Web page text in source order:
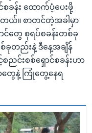
စခန်း ထောက်ပံ့ပေးဖို့
ယ်။ စာတင်တဲ့အခါမှာ
င်တွေ စုရပ်စခန်းတစ်ခု
တည်းနဲ့ ဒီနေ့အချိန်
ညင်းစစ်ရှောင်စခန်းဟာ
ေနဲ့ ကြုံတွေ့နေရ